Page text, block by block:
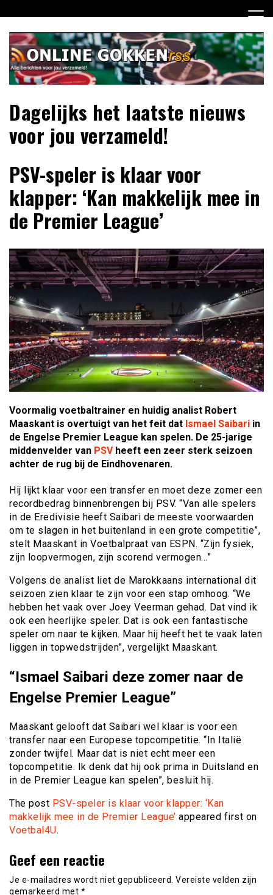
naar
inhoud
Dagelijks het laatste nieuws
voor jou verzameld!
PSV-speler is klaar voor
klapper: ‘Kan makkelijk mee in
de Premier League’
Voormalig voetbaltrainer en huidig analist Robert
Maaskant is overtuigt van het feit dat Ismael Saibari in
de Engelse Premier League kan spelen. De 25-jarige
middenvelder van PSVheeft een zeer sterk seizoen
achter de rug bij de Eindhovenaren.
Hij lijkt klaar voor een transfer en moet deze zomer een
recordbedrag binnenbrengen bij PSV. “Van alle spelers
in de Eredivisie heeft Saibari de meeste voorwaarden
om te slagen in het buitenland in een grote competitie”,
stelt Maaskant in Voetbalpraat van ESPN. “Zijn fysiek,
zijn loopvermogen, zijn scorend vermogen…”
Volgens de analist liet de Marokkaans international dit
seizoen zien klaar te zijn voor een stap omhoog. “We
hebben het vaak over Joey Veerman gehad. Dat vind ik
ook een heerlijke speler. Dat is ook een fantastische
speler om naar te kijken. Maar hij heeft het te vaak laten
liggen in topwedstrijden”, vergelijkt Maaskant.
“Ismael Saibari deze zomer naar de
Engelse Premier League”
Maaskant gelooft dat Saibari wel klaar is voor een
transfer naar een Europese topcompetitie. “In Italië
zonder twijfel. Maar dat is niet echt meer een
topcompetitie. Ik denk dat hij ook prima in Duitsland en
in de Premier League kan spelen”, besluit hij.
The post PSV-speler is klaar voor klapper: ‘Kan
makkelijk mee in de Premier League’ appeared first on
Voetbal4U.
Geef een reactie
Je e-mailadres wordt niet gepubliceerd. Vereiste velden zijn
gemarkeerd met *